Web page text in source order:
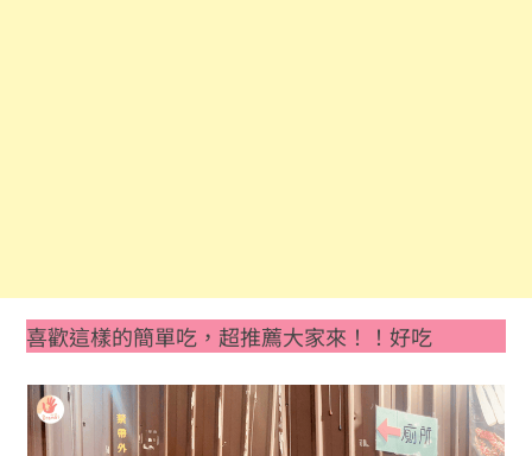
喜歡這樣的簡單吃，超推薦大家來！！好吃